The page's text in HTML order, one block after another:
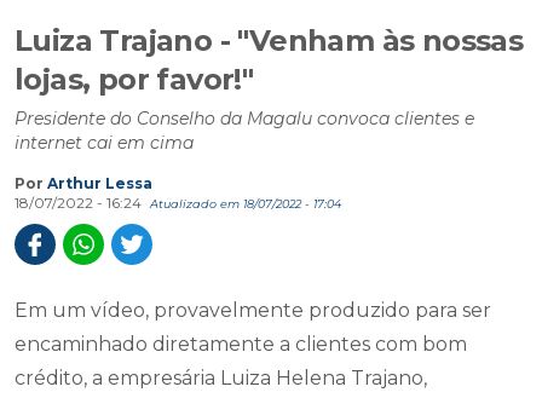
Luiza Trajano - "Venham às nossas
lojas, por favor!"
Presidente do Conselho da Magalu convoca clientes e
internet cai em cima
Por Arthur Lessa
18/07/2022 - 16:24
Atualizado em 18/07/2022 - 17:04
Em um vídeo, provavelmente produzido para ser
encaminhado diretamente a clientes com bom
crédito, a empresária Luiza Helena Trajano,